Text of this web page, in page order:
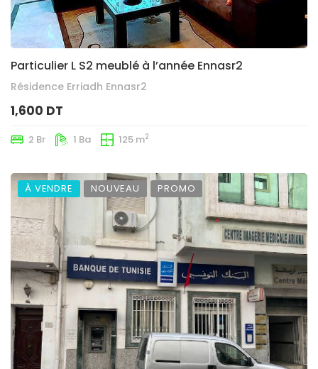
Particulier L S2 meublé à l’année Ennasr2
Résidence Erriadh Ennasr2
1,600 DT
2 Br 1 Ba 125 m2
À VENDRE NOUVEAU PROMO